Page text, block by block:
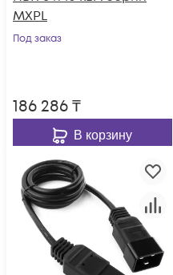
MXPL
Под заказ
186 286₸
В корзину